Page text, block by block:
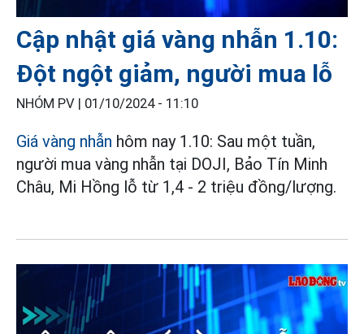
Cập nhật giá vàng nhẫn 1.10:
Đột ngột giảm, người mua lỗ
NHÓM PV | 01/10/2024 - 11:10
Giá vàng nhẫn hôm nay 1.10: Sau một tuần,
người mua vàng nhẫn tại DOJI, Bảo Tín Minh
Châu, Mi Hồng lỗ từ 1,4 - 2 triệu đồng/lượng.